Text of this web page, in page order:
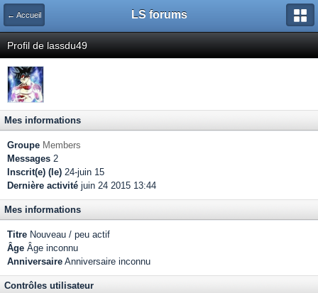
← Accueil LS forums
Profil de lassdu49
Mes informations
Groupe Members
Messages 2
Inscrit(e) (le) 24-juin 15
Dernière activité juin 24 2015 13:44
Mes informations
Titre Nouveau / peu actif
Âge Âge inconnu
Anniversaire Anniversaire inconnu
Contrôles utilisateur